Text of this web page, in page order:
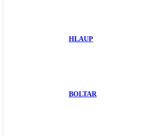
HLAUP
BOLTAR